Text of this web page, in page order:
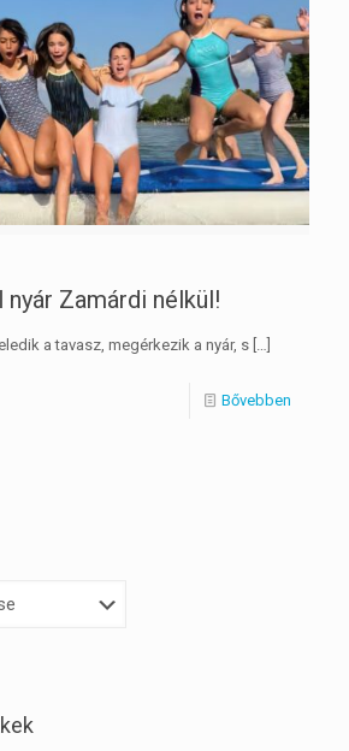
Zamárdi nélkül!
a tavasz, megérkezik a nyár, s
Bővebben